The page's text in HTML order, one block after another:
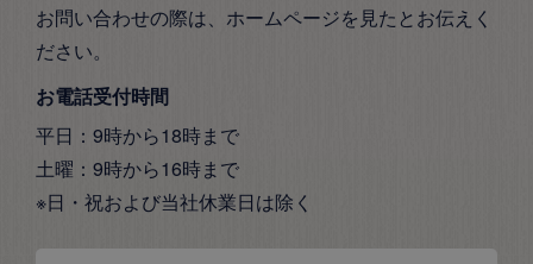
お問い合わせの際は、ホームページを見たとお伝えく
ださい。
お電話受付時間
平日：9時から18時まで
土曜：9時から16時まで
※日・祝および当社休業日は除く